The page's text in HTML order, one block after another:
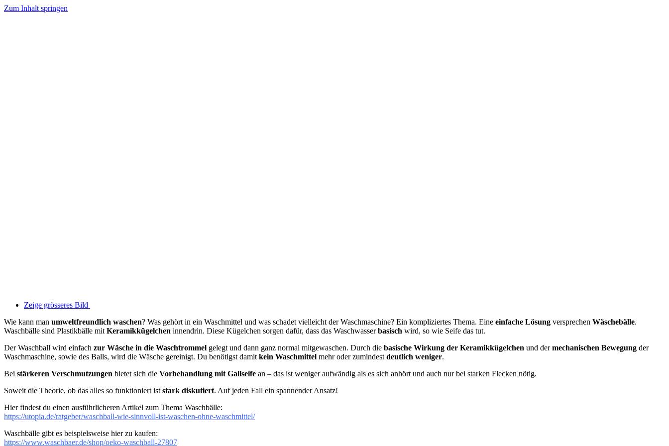
Zum Inhalt springen
Zeige grösseres Bild
Wie kann man umweltfreundlich waschen? Was gehört in ein Waschmittel und was schadet vielleicht der Waschmaschine? Ein kompliziertes Thema. Eine einfache Lösung versprechen Wäschebälle.
Waschbälle sind Plastikbälle mit Keramikkügelchen innendrin. Diese Kügelchen sorgen dafür, dass das Waschwasserbasisch wird, so wie Seife das tut.
Der Waschball wird einfach zur Wäsche in die Waschtrommel gelegt und dann ganz normal mitgewaschen. Durch die basische Wirkung der Keramikkügelchen und dermechanischen Bewegung der
Waschmaschine, sowie des Balls, wird die Wäsche gereinigt. Du benötigst damit kein Waschmittel mehr oder zumindest deutlich weniger.
Bei stärkeren Verschmutzungen bietet sich die Vorbehandlung mit Gallseife an – das ist weniger aufwändig als es sich anhört und auch nur bei starken Flecken nötig.
Soweit die Theorie, ob das alles so funktioniert ist stark diskutiert. Auf jeden Fall ein spannender Ansatz!
Hier findest du einen ausführlicheren Artikel zum Thema Waschbälle:
https://utopia.de/ratgeber/waschball-wie-sinnvoll-ist-waschen-ohne-waschmittel/
Waschbälle gibt es beispielsweise hier zu kaufen:
https://www.waschbaer.de/shop/oeko-waschball-27807